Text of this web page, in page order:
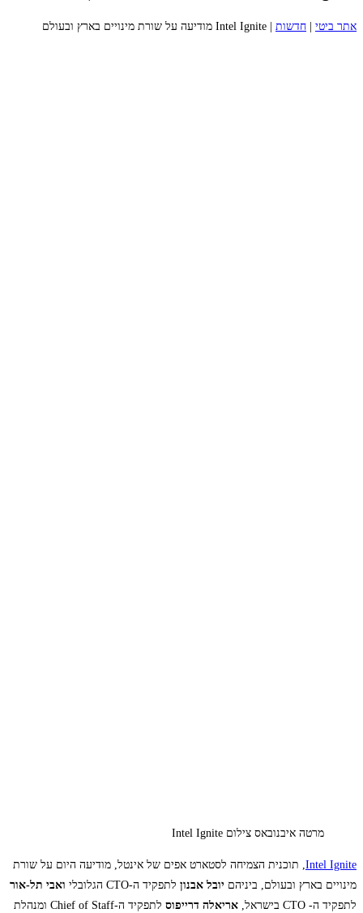
אתר ביטי חדשות Intel Ignite מודיעה על שורת מינויים בארץ ובעולם
מרטה איבנובאס צילום Intel Ignite
Intel Ignite, תוכנית הצמיחה לסטארט אפים של אינטל, מודיעה היום על שורת
מינויים בארץ ובעולם, ביניהם יובל אבנון לתפקיד ה-CTO הגלובלי
ואבי תל-אור
לתפקיד ה- CTO בישראל,
אריאלה דרייפוס
לתפקיד ה-Chief of Staff ומנהלת